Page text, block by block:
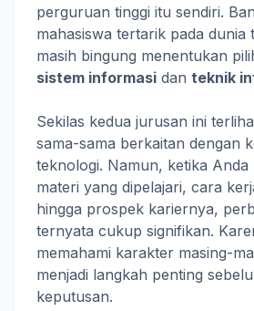
perguruan tinggi itu sendiri.
mahasiswa tertarik pada dunia
masih bingung menentukan
sistem informasi dan teknik
Sekilas kedua jurusan ini
sama-sama berkaitan dengan
teknologi. Namun, ketika Anda
materi yang dipelajari, cara
hingga prospek kariernya,
ternyata cukup signifikan.
memahami karakter masing-
menjadi langkah penting
keputusan.